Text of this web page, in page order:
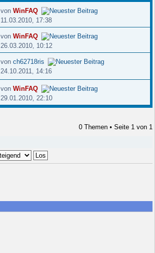
vonWinFAQ
11.03.2010, 17:38
vonWinFAQ
26.03.2010, 10:12
vonch62718ris
24.10.2011, 14:16
vonWinFAQ
29.01.2010, 22:10
0 Themen • Seite 1 von 1